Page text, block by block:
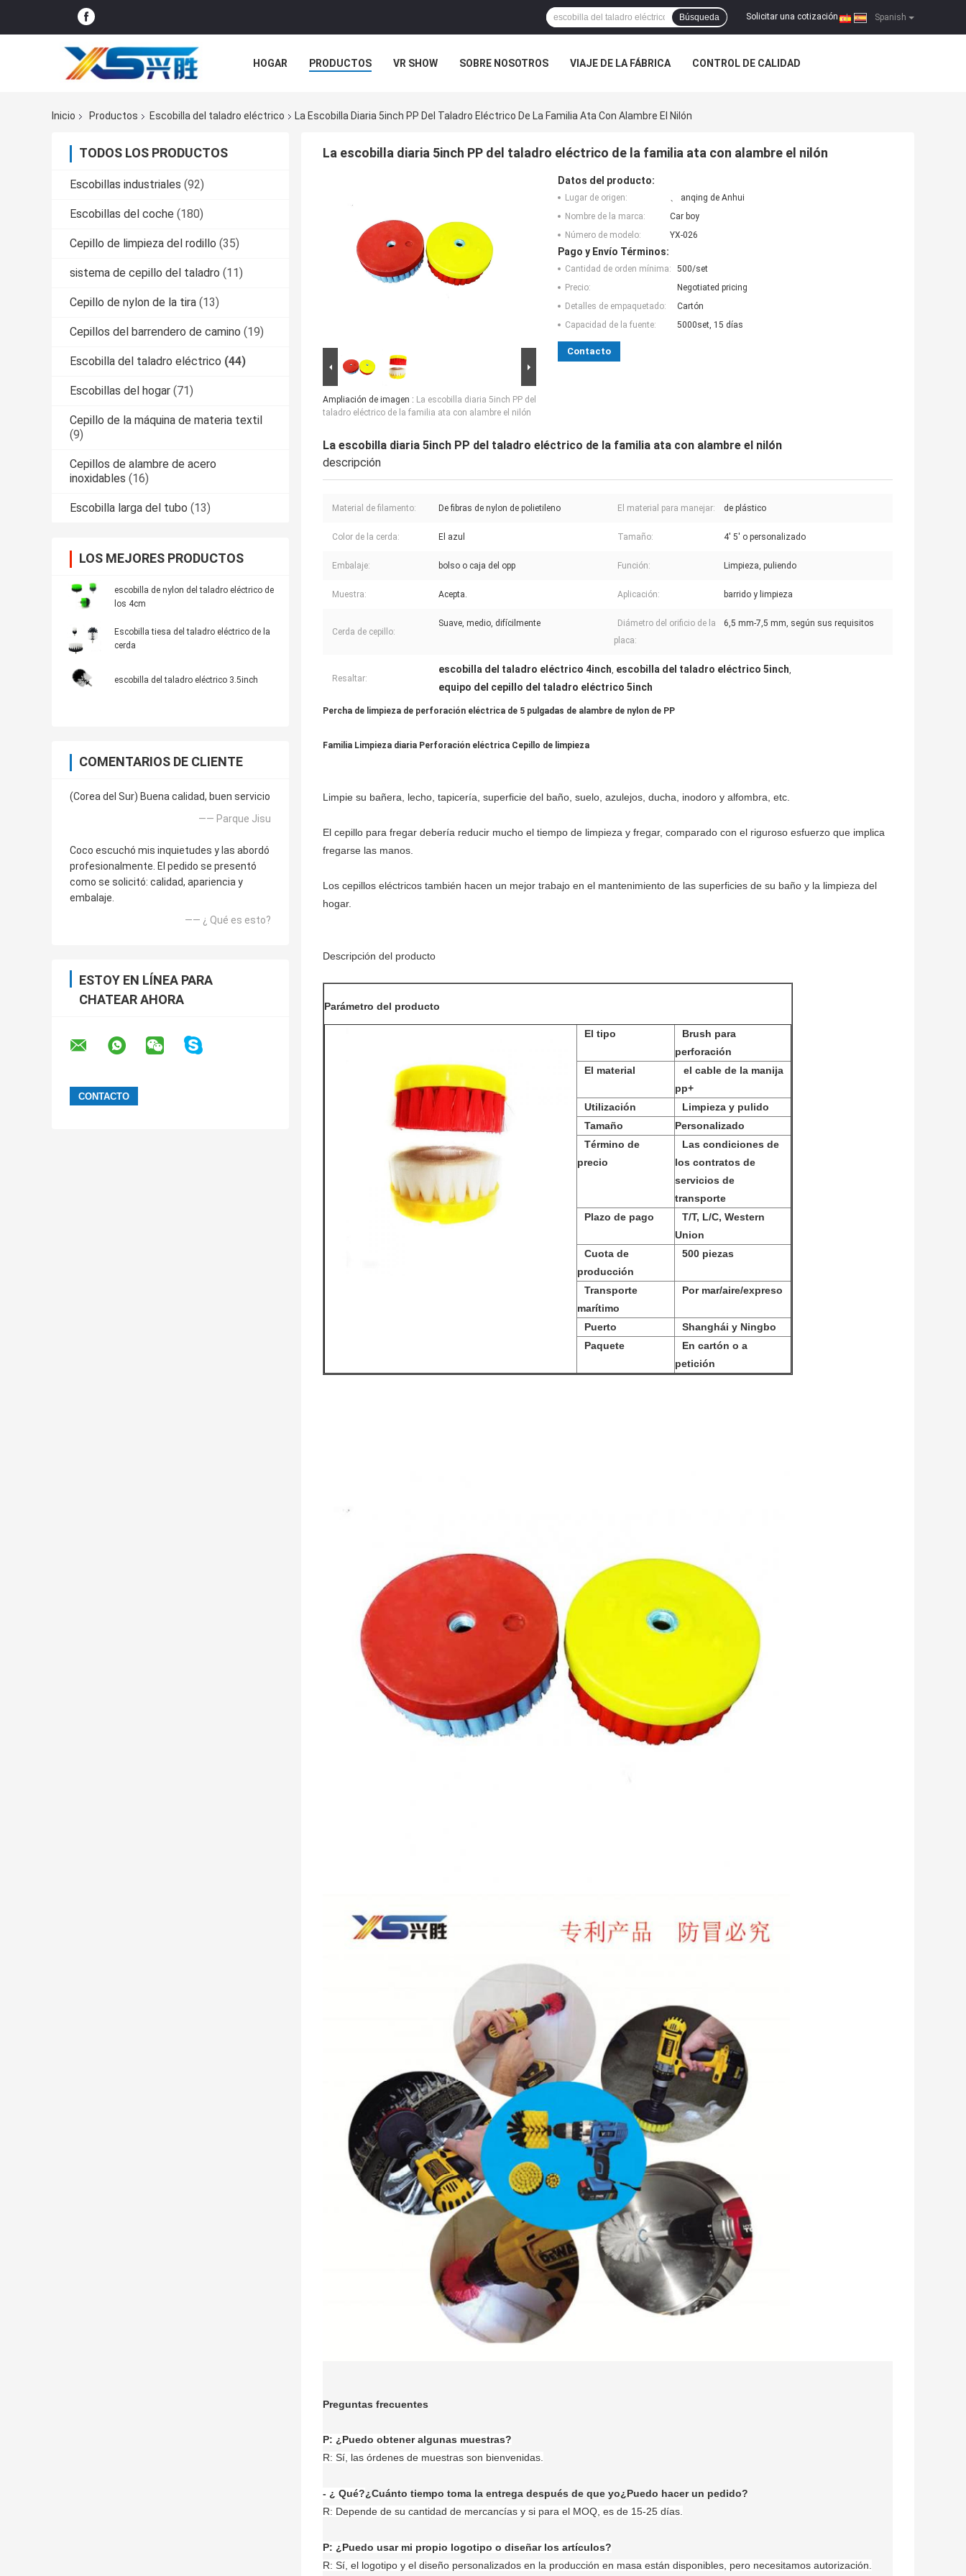
Spanish
Solicitar una cotización |
Búsqueda
HOGAR PRODUCTOS VR SHOW SOBRE NOSOTROS VIAJE DE LA FÁBRICA CONTROL DE CALIDAD
Inicio
Productos Escobilla del taladro eléctrico La Escobilla Diaria 5inch PP Del Taladro Eléctrico De La Familia Ata Con Alambre El Nilón
TODOS LOS PRODUCTOS
Escobillas industriales (92)
Escobillas del coche (180)
Cepillo de limpieza del rodillo (35)
sistema de cepillo del taladro (11)
Cepillo de nylon de la tira (13)
Cepillos del barrendero de camino (19)
Escobilla del taladro eléctrico (44)
Escobillas del hogar (71)
Cepillo de la máquina de materia textil
(9)
Cepillos de alambre de acero
inoxidables (16)
Escobilla larga del tubo (13)
LOS MEJORES PRODUCTOS
escobilla de nylon del taladro eléctrico de
los 4cm
Escobilla tiesa del taladro eléctrico de la
cerda
escobilla del taladro eléctrico 3.5inch
COMENTARIOS DE CLIENTE
(Corea del Sur) Buena calidad, buen servicio
—— Parque Jisu
Coco escuchó mis inquietudes y las abordó
profesionalmente. El pedido se presentó
como se solicitó: calidad, apariencia y
embalaje.
—— ¿ Qué es esto?
ESTOY EN LÍNEA PARA
CHATEAR AHORA
La escobilla diaria 5inch PP del taladro eléctrico de la familia ata con alambre el nilón
Ampliación de imagen : La escobilla diaria 5inch PP del
taladro eléctrico de la familia ata con alambre el nilón
Datos del producto:
Lugar de origen:
、 anqing de Anhui
Nombre de la marca:
Car boy
Número de modelo:
YX-026
Pago y Envío Términos:
Cantidad de orden mínima:
500/set
Precio:
Negotiated pricing
Detalles de empaquetado:
Cartón
Capacidad de la fuente:
5000set, 15 días
Contacto
La escobilla diaria 5inch PP del taladro eléctrico de la familia ata con alambre el nilón
descripción
Material de filamento: De fibras de nylon de polietileno El material para manejar: de plástico
Color de la cerda: El azul Tamaño: 4' 5' o personalizado
Embalaje: bolso o caja del opp Función: Limpieza, puliendo
Muestra: Acepta. Aplicación: barrido y limpieza
Cerda de cepillo:
Suave, medio, difícilmente
Diámetro del orificio de la
placa:
6,5 mm-7,5 mm, según sus requisitos
Resaltar:
escobilla del taladro eléctrico 4inch, escobilla del taladro eléctrico 5inch,
equipo del cepillo del taladro eléctrico 5inch
Percha de limpieza de perforación eléctrica de 5 pulgadas de alambre de nylon de PP
Familia Limpieza diaria Perforación eléctrica Cepillo de limpieza
Limpie su bañera, lecho, tapicería, superficie del baño, suelo, azulejos, ducha, inodoro y alfombra, etc.
El cepillo para fregar debería reducir mucho el tiempo de limpieza y fregar, comparado con el riguroso esfuerzo que implica
fregarse las manos.
Los cepillos eléctricos también hacen un mejor trabajo en el mantenimiento de las superficies de su baño y la limpieza del
hogar.
Descripción del producto
Parámetro del producto
El tipo
Brush para
perforación
El material
el cable de la manija
pp+
Utilización
Limpieza y pulido
Tamaño
Personalizado
Término de
precio
Las condiciones de
los contratos de
servicios de
transporte
Plazo de pago
T/T, L/C, Western
Union
Cuota de
producción
500 piezas
Transporte
marítimo
Por mar/aire/expreso
Puerto
Shanghái y Ningbo
Paquete
En cartón o a
petición
Preguntas frecuentes
P: ¿Puedo obtener algunas muestras?
R: Sí, las órdenes de muestras son bienvenidas.
- ¿ Qué?¿Cuánto tiempo toma la entrega después de que yo¿Puedo hacer un pedido?
R: Depende de su cantidad de mercancías y si para el MOQ, es de 15-25 días.
P: ¿Puedo usar mi propio logotipo o diseñar los artículos?
R: Sí, el logotipo y el diseño personalizados en la producción en masa están disponibles, pero necesitamos autorización.